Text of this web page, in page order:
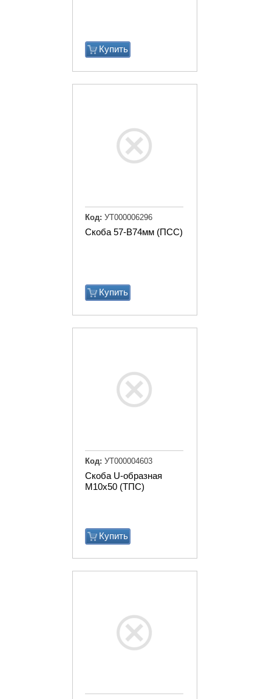
Купить
Скоба 57-В74мм (ПСС)
Купить
Код: УТ000006296
Скоба U-образная
М10х50 (ТПС)
Купить
Код: УТ000004603